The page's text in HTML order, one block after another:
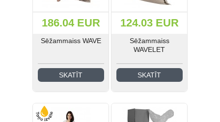
186.04 EUR
Sēžammaiss WAVE
SKATĪT
124.03 EUR
Sēžammaiss
WAVELET
SKATĪT